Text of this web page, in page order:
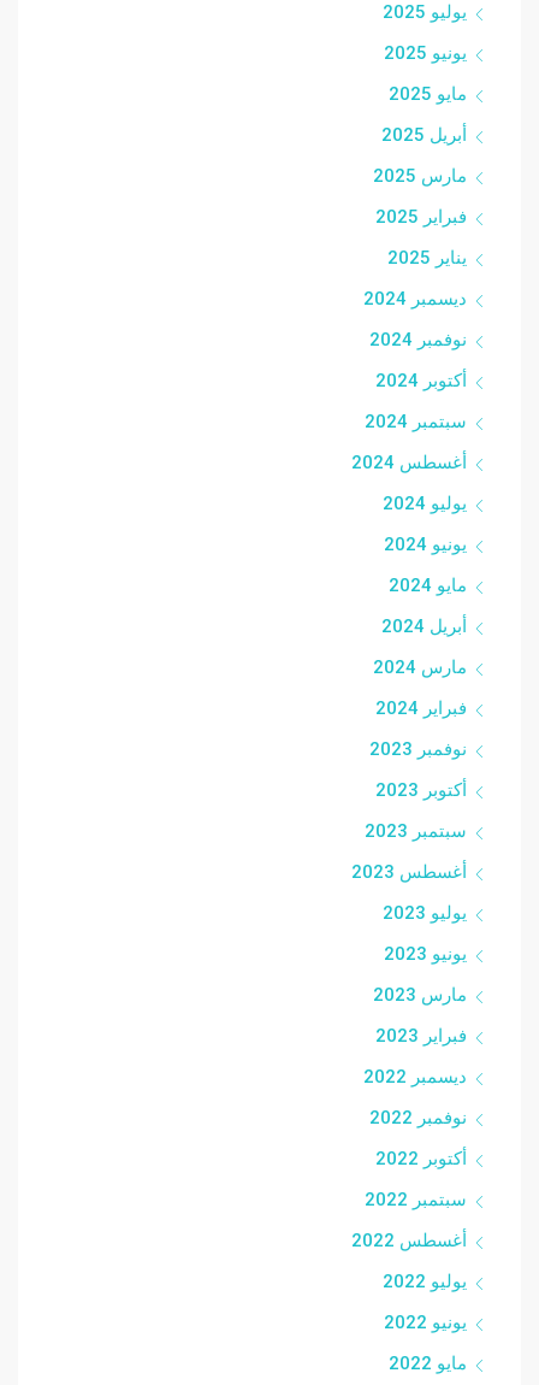
يوليو 2025
يونيو 2025
مايو 2025
أبريل 2025
مارس 2025
فبراير 2025
يناير 2025
ديسمبر 2024
نوفمبر 2024
أكتوبر 2024
سبتمبر 2024
أغسطس 2024
يوليو 2024
يونيو 2024
مايو 2024
أبريل 2024
مارس 2024
فبراير 2024
نوفمبر 2023
أكتوبر 2023
سبتمبر 2023
أغسطس 2023
يوليو 2023
يونيو 2023
مارس 2023
فبراير 2023
ديسمبر 2022
نوفمبر 2022
أكتوبر 2022
سبتمبر 2022
أغسطس 2022
يوليو 2022
يونيو 2022
مايو 2022